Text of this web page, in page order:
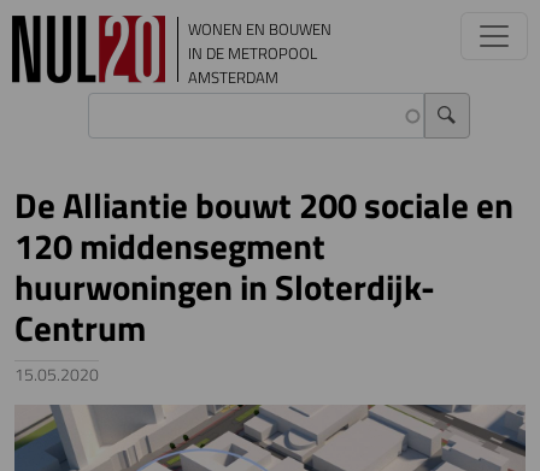
Overslaan en naar de inhoud gaan
WONEN EN BOUWEN
IN DE METROPOOL
AMSTERDAM
De Alliantie bouwt 200 sociale en
120 middensegment
huurwoningen in Sloterdijk-
Centrum
15.05.2020
Image